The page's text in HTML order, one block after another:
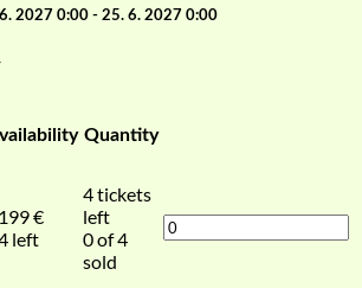
2027 0:00 - 25. 6. 2027 0:00
Quantity
€
left
4tickets
left
0 of 4
sold